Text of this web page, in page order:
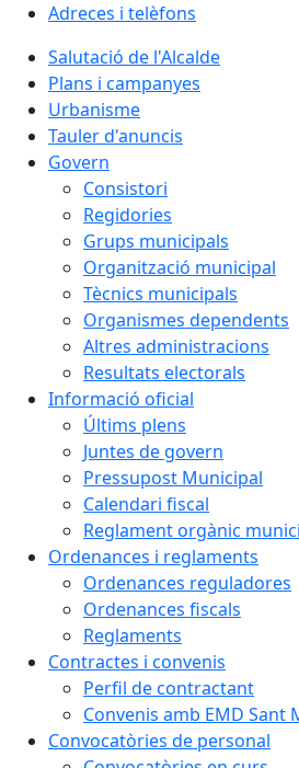
Adreces i telèfons
Salutació de l'Alcalde
Plans i campanyes
Urbanisme
Tauler d'anuncis
Govern
Consistori
Regidories
Grups municipals
Organització municipal
Tècnics municipals
Organismes dependents
Altres administracions
Resultats electorals
Informació oficial
Últims plens
Juntes de govern
Pressupost Municipal
Calendari fiscal
Reglament orgànic
Ordenances i reglaments
Ordenances reguladores
Ordenances fiscals
Reglaments
Contractes i convenis
Perfil de contractant
Convenis amb EMD Sant
Convocatòries de personal